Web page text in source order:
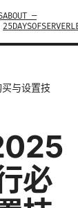
ABOUT —
与设置技
必